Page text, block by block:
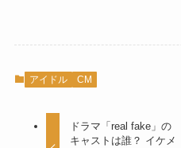
アイドル CM
ドラマ「real fake」の
キャストは誰？ イケメ